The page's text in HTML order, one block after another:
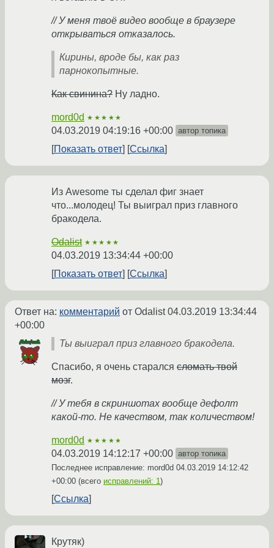
// У меня твоё видео вообще в браузере
открываться отказалось.
Кирины, вроде бы, как раз
парнокопытные.
Как свинина? Ну ладно.
mord0d ★★★★★
04.03.2019 04:19:16 +00:00 автор топика
Показать ответ Ссылка
Из Awesome ты сделал фиг знает
что...молодец! Ты выиграл приз главного
бракодела.
Odalist ★★★★★
04.03.2019 13:34:44 +00:00
Показать ответ
Ссылка
Ответ на: комментарий от Odalist04.03.2019 13:34:44
+00:00
Ты выиграл приз главного бракодела.
Спасибо, я очень старался сломать твой
мозг.
// У тебя в скриншотах вообще дефолт
какой-то. Не качеством, так количеством!
mord0d ★★★★★
04.03.2019 14:12:17 +00:00 автор топика
Последнее исправление: mord0d 04.03.2019 14:12:42
+00:00 (всего исправлений: 1)
Ссылка
Крутяк)